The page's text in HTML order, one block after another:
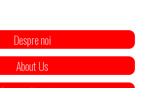
Despre noi
About Us